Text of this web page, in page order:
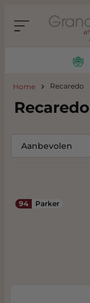
Home Recaredo
Recaredo
94 Parker